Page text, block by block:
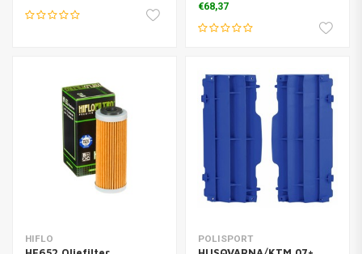
€68,37
HIFLO POLISPORT